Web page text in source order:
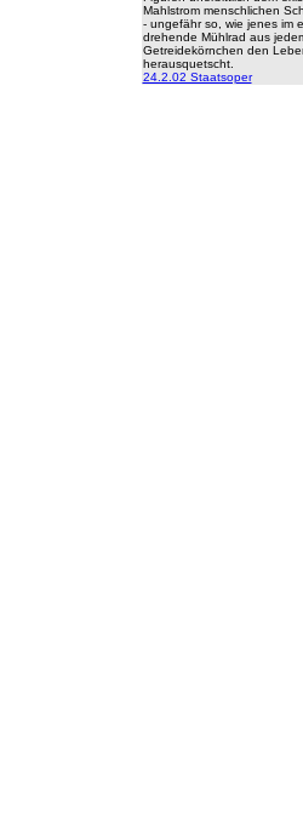
Mahlstrom menschlichen
- ungefähr so, wie jenes im
drehende Mühlrad aus
Getreidekörnchen den
herausquetscht.
24.2.02 Staatsoper